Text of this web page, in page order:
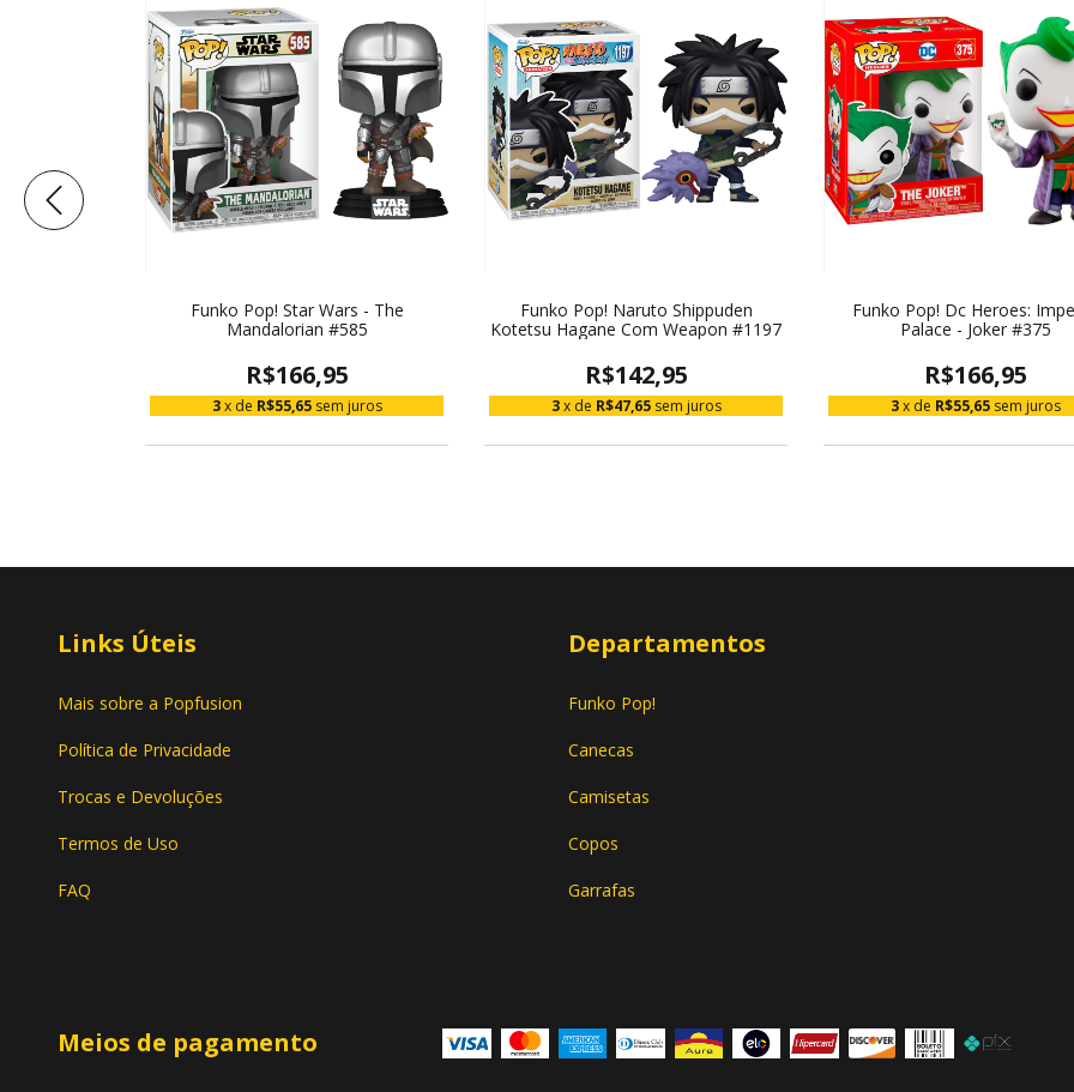
Funko Pop! Star Wars - The
Mandalorian #585
R$166,95
3 x de R$55,65 sem juros
Funko Pop! Naruto Shippuden
Kotetsu Hagane Com Weapon #1197
R$142,95
3 x de R$47,65 sem juros
Funko Pop! Dc Heroes:
Palace - Joker #375
R$166,95
3 x de R$55,65 sem juros
Links Úteis
Mais sobre a Popfusion
Política de Privacidade
Trocas e Devoluções
Termos de Uso
FAQ
Departamentos
Funko Pop!
Canecas
Camisetas
Copos
Garrafas
Meios de pagamento